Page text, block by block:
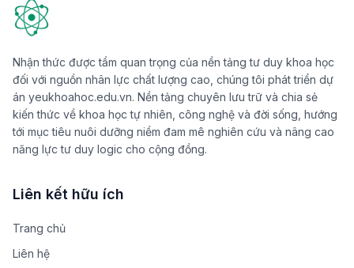
Nhận thức được tầm quan trọng của nền tảng tư duy khoa học
đối với nguồn nhân lực chất lượng cao, chúng tôi phát triển dự
án yeukhoahoc.edu.vn. Nền tảng chuyên lưu trữ và chia sẻ
kiến thức về khoa học tự nhiên, công nghệ và đời sống, hướng
tới mục tiêu nuôi dưỡng niềm đam mê nghiên cứu và nâng cao
năng lực tư duy logic cho cộng đồng.
Liên kết hữu ích
Trang chủ
Liên hệ